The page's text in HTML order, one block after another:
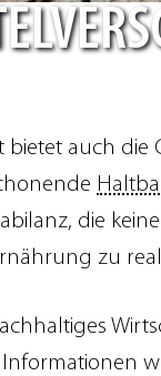
bietet auch die
die
zu